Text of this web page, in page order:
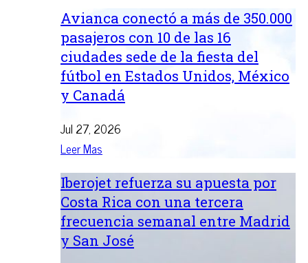
Avianca conectó a más de 350.000
pasajeros con 10 de las 16
ciudades sede de la fiesta del
fútbol en Estados Unidos, México
y Canadá
Jul 27, 2026
Leer Mas
Iberojet refuerza su apuesta por
Costa Rica con una tercera
frecuencia semanal entre Madrid
y San José